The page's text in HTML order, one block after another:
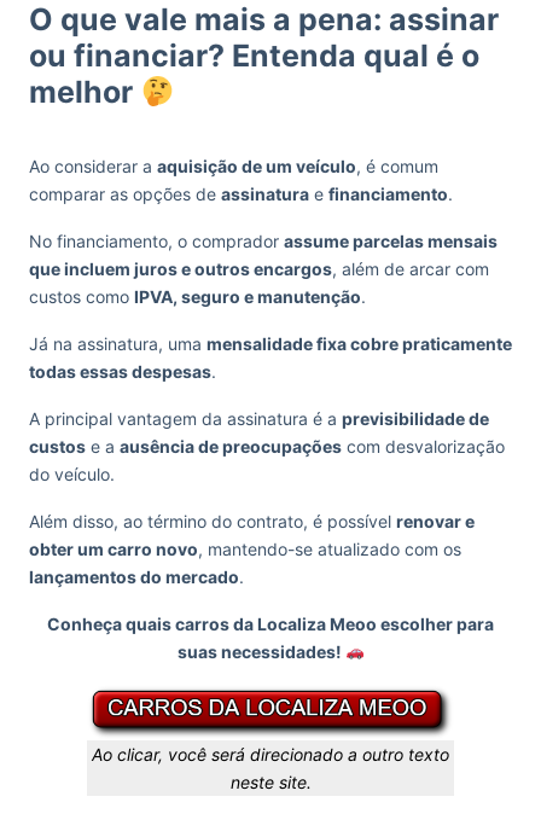
O que vale mais a pena: assinar
ou financiar? Entenda qual é o
melhor
Ao considerar a aquisição de um veículo, é comum
comparar as opções de assinatura e financiamento.
No financiamento, o comprador assume parcelas mensais
que incluem juros e outros encargos, além de arcar com
custos como IPVA, seguro e manutenção.
Já na assinatura, uma mensalidade fixa cobre praticamente
todas essas despesas.
A principal vantagem da assinatura é a previsibilidade de
custos e a ausência de preocupações com desvalorização
do veículo.
Além disso, ao término do contrato, é possível renovar e
obter um carro novo, mantendo-se atualizado com os
lançamentos do mercado.
Conheça quais carros da Localiza Meoo escolher para
suas necessidades!
Ao clicar, você será direcionado a outro texto
neste site.